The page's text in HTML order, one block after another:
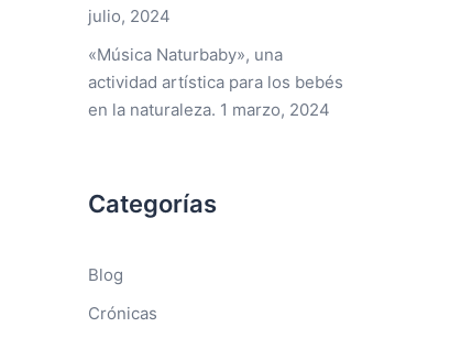
julio, 2024
«Música Naturbaby», una
actividad artística para los bebés
en la naturaleza. 1 marzo, 2024
Categorías
Blog
Crónicas